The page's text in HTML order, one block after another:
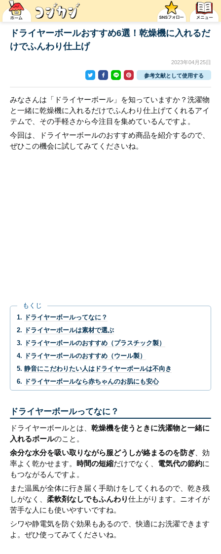
ドライヤーボールおすすめ6選！乾燥機に入れるだ
けでふんわり仕上げ
2023年04月25日
参考文献として使用する
みなさんは「ドライヤーボール」を知っていますか？洗濯物
と一緒に乾燥機に入れるだけでふんわり仕上げてくれるアイ
テムで、その手軽さから今注目を集めているんですよ。
今回は、ドライヤーボールのおすすめ商品を紹介するので、
ぜひこの機会に試してみてくださいね。
もくじ
ドライヤーボールってなに？
ドライヤーボールは素材で選ぶ
ドライヤーボールのおすすめ（プラスチック製）
ドライヤーボールのおすすめ（ウール製）
静音にこだわりたい人はドライヤーボールは不向き
ドライヤーボールなら赤ちゃんのお肌にも安心
ドライヤーボールってなに？
ドライヤーボールとは、 乾燥機を使うときに洗濯物と一緒に
入れるボールのこと。
余分な水分を吸い取りながら服どうしが絡まるのを防ぎ 、効
率よく乾かせます。 時間の短縮だけでなく、 電気代の節約に
もつながるんですよ。
また温風が全体に行き届く手助けをしてくれるので、乾き残
しがなく、 柔軟剤なしでもふんわり仕上がります。ニオイが
苦手な人にも使いやすいですね。
シワや静電気を防ぐ効果もあるので、快適にお洗濯できます
よ。ぜひ使ってみてくださいね。